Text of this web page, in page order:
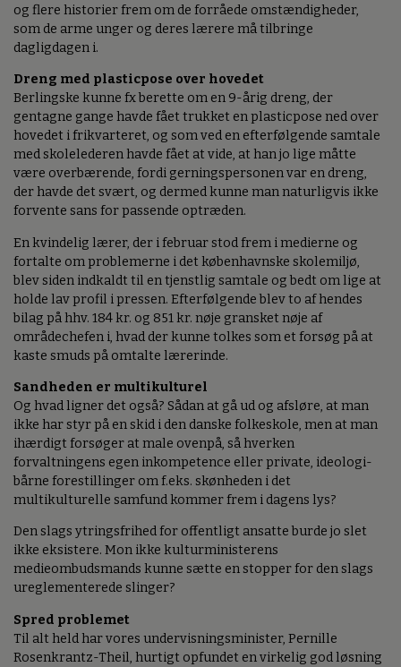
og flere historier frem om de forråede omstændigheder,
som de arme unger og deres lærere må tilbringe
dagligdagen i.
Dreng med plasticpose over hovedet
Berlingske kunne fx berette om en 9-årig dreng, der
gentagne gange havde fået trukket en plasticpose ned over
hovedet i frikvarteret, og som ved en efterfølgende samtale
med skolelederen havde fået at vide, at han jo lige måtte
være overbærende, fordi gerningspersonen var en dreng,
der havde det svært, og dermed kunne man naturligvis ikke
forvente sans for passende optræden.
En kvindelig lærer, der i februar stod frem i medierne og
fortalte om problemerne i det københavnske skolemiljø,
blev siden indkaldt til en tjenstlig samtale og bedt om lige at
holde lav profil i pressen. Efterfølgende blev to af hendes
bilag på hhv. 184 kr. og 851 kr. nøje gransket nøje af
områdechefen i, hvad der kunne tolkes som et forsøg på at
kaste smuds på omtalte lærerinde.
Sandheden er multikulturel
Og hvad ligner det også? Sådan at gå ud og afsløre, at man
ikke har styr på en skid i den danske folkeskole, men at man
ihærdigt forsøger at male ovenpå, så hverken
forvaltningens egen inkompetence eller private, ideologi-
bårne forestillinger om f.eks. skønheden i det
multikulturelle samfund kommer frem i dagens lys?
Den slags ytringsfrihed for offentligt ansatte burde jo slet
ikke eksistere. Mon ikke kulturministerens
medieombudsmands kunne sætte en stopper for den slags
ureglementerede slinger?
Spred problemet
Til alt held har vores undervisningsminister, Pernille
Rosenkrantz-Theil, hurtigt opfundet en virkelig god løsning